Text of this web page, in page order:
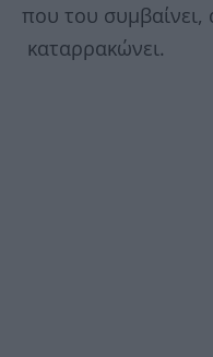
που του
καταρρακώνει.